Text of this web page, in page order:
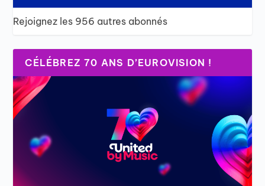
Rejoignez les 956 autres abonnés
CÉLÉBREZ 70 ANS D’EUROVISION !